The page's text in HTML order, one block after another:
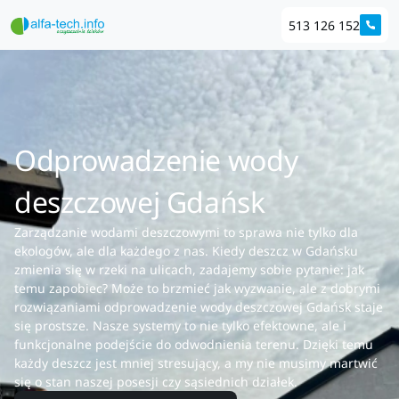
513 126 152
Odprowadzenie wody
deszczowej Gdańsk
Zarządzanie wodami deszczowymi to sprawa nie tylko dla
ekologów, ale dla każdego z nas. Kiedy deszcz w Gdańsku
zmienia się w rzeki na ulicach, zadajemy sobie pytanie: jak
temu zapobiec? Może to brzmieć jak wyzwanie, ale z dobrymi
rozwiązaniami odprowadzenie wody deszczowej Gdańsk staje
się prostsze. Nasze systemy to nie tylko efektowne, ale i
funkcjonalne podejście do odwodnienia terenu. Dzięki temu
każdy deszcz jest mniej stresujący, a my nie musimy martwić
się o stan naszej posesji czy sąsiednich działek.